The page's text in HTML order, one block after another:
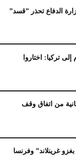
الدفاع تحذر ”قسد”
تركيا: اختاروا
من اتفاق وقف
غرينلاند” وفرنسا